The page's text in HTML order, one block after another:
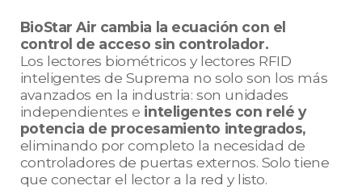
BioStar Air cambia la ecuación con el
control de acceso sin controlador.
Los lectores biométricos y lectores RFID
inteligentes de Suprema no solo son los más
avanzados en la industria: son unidades
independientes e inteligentes con relé y
potencia de procesamiento integrados,
eliminando por completo la necesidad de
controladores de puertas externos. Solo tiene
que conectar el lector a la red y listo.